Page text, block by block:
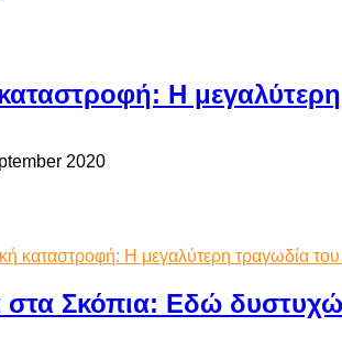
Η
2020
καταστροφή: Η μεγαλύτερη τραγωδία
Σκόπια: Εδώ